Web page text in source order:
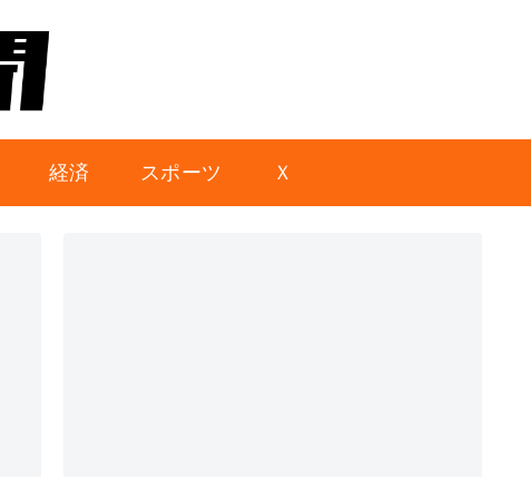
経済 スポーツ Ｘ